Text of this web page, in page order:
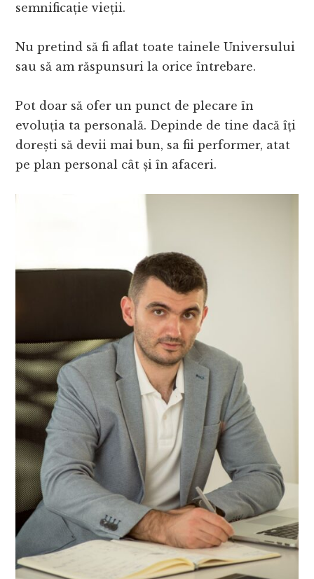
semnificație vieții.
Nu pretind să fi aflat toate tainele Universului
sau să am răspunsuri la orice întrebare.
Pot doar să ofer un punct de plecare în
evoluția ta personală. Depinde de tine dacă îți
dorești să devii mai bun, sa fii performer, atat
pe plan personal cât și în afaceri.